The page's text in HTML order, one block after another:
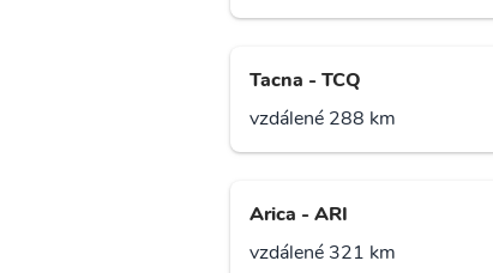
Tacna - TCQ
vzdálené 288 km
Arica - ARI
vzdálené 321 km